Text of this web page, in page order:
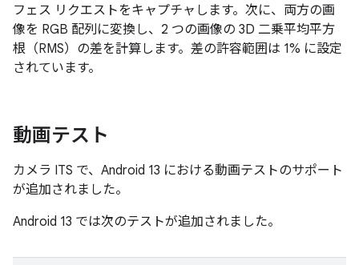
フェス リクエストをキャプチャします。次に、両方の画
像を RGB 配列に変換し、2 つの画像の 3D 二乗平均平方
根（RMS）の差を計算します。差の許容範囲は 1% に設定
されています。
動画テスト
カメラ ITS で、Android 13 における動画テストのサポート
が追加されました。
Android 13 では次のテストが追加されました。